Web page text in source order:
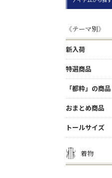
《テーマ別》
新入荷
特選商品
「都粋」の商品
おまとめ商品
トールサイズ
着物